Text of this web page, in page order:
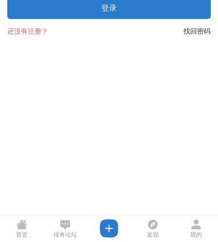
登录
找回密码
还没有注册？
首页 传奇论坛 发现 我的